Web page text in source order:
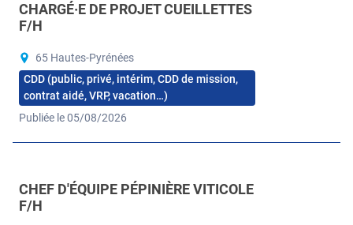
CHARGÉ·E DE PROJET CUEILLETTES
F/H
65 Hautes-Pyrénées
CDD (public, privé, intérim, CDD de mission,
contrat aidé, VRP, vacation…)
Publiée le 05/08/2026
CHEF D'ÉQUIPE PÉPINIÈRE VITICOLE
F/H